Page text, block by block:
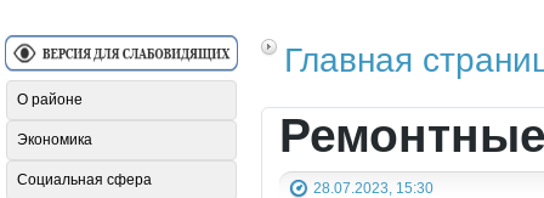
Главная
28.07.2023, 15:30
О районе
Экономика
Социальная сфера